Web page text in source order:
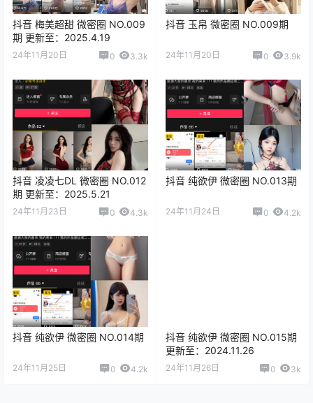
抖音 梅美超甜 微密圈 NO.009
期 更新至：2025.4.19
24年11月20日 0 3.3k
抖音 玉帛 微密圈 NO.009期
24年11月20日 0 3.9k
抖音 凌凌七DL 微密圈 NO.012
期 更新至：2025.5.21
24年11月23日 0 4.3k
抖音 纯欲伊 微密圈 NO.013期
24年11月24日 0 4.2k
抖音 纯欲伊 微密圈 NO.014期
24年11月25日 0 4.2k
抖音 纯欲伊 微密圈 NO.015期
更新至：2024.11.26
24年11月26日 0 3k